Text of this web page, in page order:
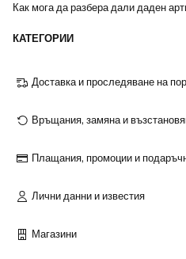
Как мога да разбера дали даден
КАТЕГОРИИ
Доставка и проследяване на
Връщания, замяна и
Плащания, промоции и
Лични данни и известия
Магазини